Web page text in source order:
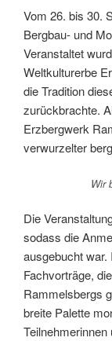
Vom 26. bis 30.
Bergbau- und
Veranstaltet
Weltkulturerbe
die Tradition
zurückbrachte.
Erzbergwerk
verwurzelter
Wir
Die
sodass die
ausgebucht
Fachvorträge,
Rammelsbergs
breite Palette